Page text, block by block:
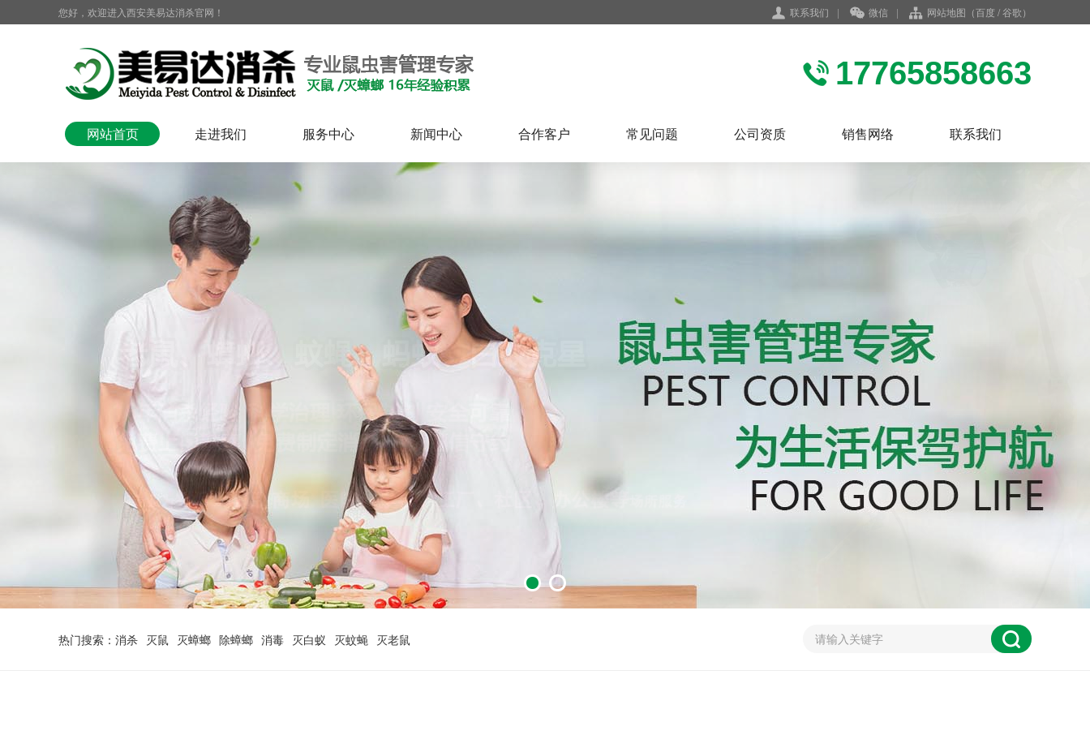
联系我们 | 微信 | 网站地图 （百度/谷歌）
您好，欢迎进入西安美易达消杀官网！
17765858663
网站首页 走进我们 服务中心 新闻中心 合作客户 常见问题 公司资质 销售网络 联系我们
1 2
热门搜索： 消杀 灭鼠 灭蟑螂 除蟑螂 消毒 灭白蚁 灭蚊蝇 灭老鼠